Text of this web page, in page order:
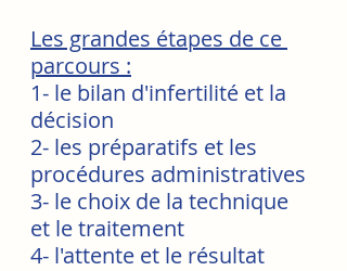
Les grandes étapes de ce
parcours :
1- le bilan d'infertilité et la
décision
2- les préparatifs et les
procédures administratives
3- le choix de la technique
et le traitement
4- l'attente et le résultat